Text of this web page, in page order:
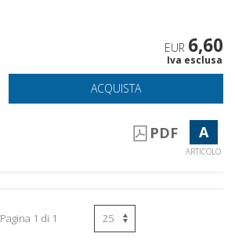
EUR 6,60
Iva esclusa
ACQUISTA
PDF A
ARTICOLO
Pagina 1 di 1